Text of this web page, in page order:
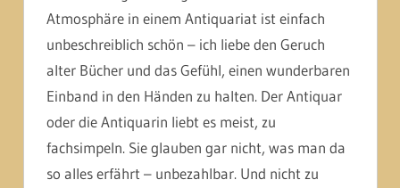
Atmosphäre in einem Antiquariat ist einfach
unbeschreiblich schön – ich liebe den Geruch
alter Bücher und das Gefühl, einen wunderbaren
Einband in den Händen zu halten. Der Antiquar
oder die Antiquarin liebt es meist, zu
fachsimpeln. Sie glauben gar nicht, was man da
so alles erfährt – unbezahlbar. Und nicht zu